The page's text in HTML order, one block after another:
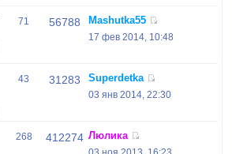
71 56788 Mashutka55
17 фев 2014, 10:48
43 31283 Superdetka
03 янв 2014, 22:30
268 412274 Люлика